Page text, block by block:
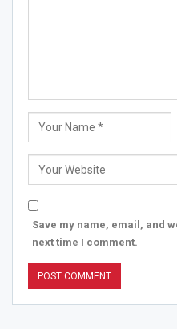
Save my name, email, and
next time I comment.